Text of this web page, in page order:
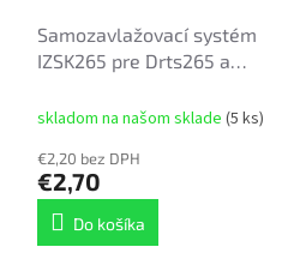
Samozavlažovací systém
IZSK265 pre Drts265 a
skladom na našom sklade (5 ks)
€2,20 bez DPH
€2,70
Do košíka